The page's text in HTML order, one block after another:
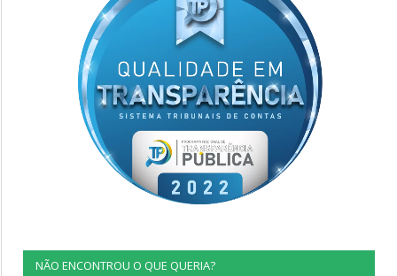
NÃO ENCONTROU O QUE QUERIA?